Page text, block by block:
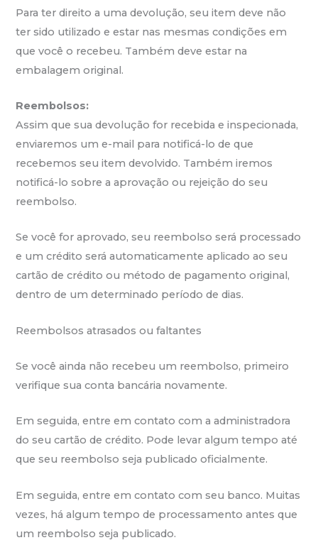
Para ter direito a uma devolução, seu item deve não
ter sido utilizado e estar nas mesmas condições em
que você o recebeu. Também deve estar na
embalagem original.
Reembolsos:
Assim que sua devolução for recebida e inspecionada,
enviaremos um e-mail para notificá-lo de que
recebemos seu item devolvido. Também iremos
notificá-lo sobre a aprovação ou rejeição do seu
reembolso.
Se você for aprovado, seu reembolso será processado
e um crédito será automaticamente aplicado ao seu
cartão de crédito ou método de pagamento original,
dentro de um determinado período de dias.
Reembolsos atrasados ​​ou faltantes
Se você ainda não recebeu um reembolso, primeiro
verifique sua conta bancária novamente.
Em seguida, entre em contato com a administradora
do seu cartão de crédito. Pode levar algum tempo até
que seu reembolso seja publicado oficialmente.
Em seguida, entre em contato com seu banco. Muitas
vezes, há algum tempo de processamento antes que
um reembolso seja publicado.